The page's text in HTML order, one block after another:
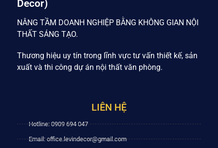
Decor)
NÂNG TẦM DOANH NGHIỆP BẰNG KHÔNG GIAN NỘI
THẤT SÁNG TẠO.
Thương hiệu uy tín trong lĩnh vực tư vấn thiết kế, sản
xuất và thi công dự án nội thất văn phòng.
LIÊN HỆ
Hotline: 0909 694 047
Email: office.levindecor@gmail.com